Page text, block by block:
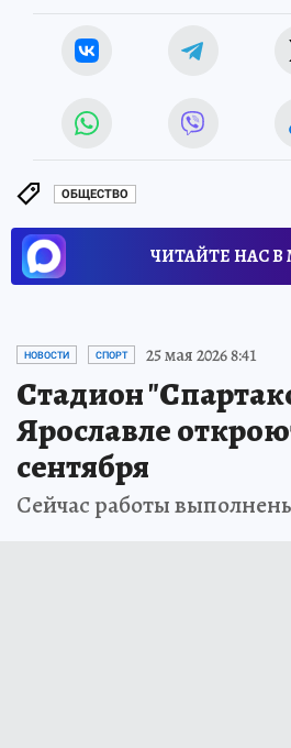
ОБЩЕСТВО
ЧИТАЙТЕ НАС В
НОВОСТИ СПОРТ 25 мая 2026 8:41
Стадион
Ярославле
сентября
Сейчас работы